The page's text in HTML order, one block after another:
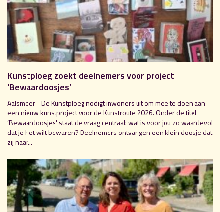
Kunstploeg zoekt deelnemers voor project
‘Bewaardoosjes’
Aalsmeer - De Kunstploeg nodigt inwoners uit om mee te doen aan
een nieuw kunstproject voor de Kunstroute 2026. Onder de titel
‘Bewaardoosjes' staat de vraag centraal: wat is voor jou zo waardevol
dat je het wilt bewaren? Deelnemers ontvangen een klein doosje dat
zij naar...